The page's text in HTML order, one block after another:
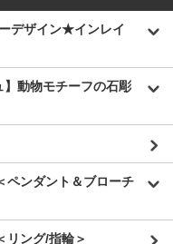
デザイン★インレイ
動物モチーフの石彫
ペンダント＆ブローチ
リング/指輪＞